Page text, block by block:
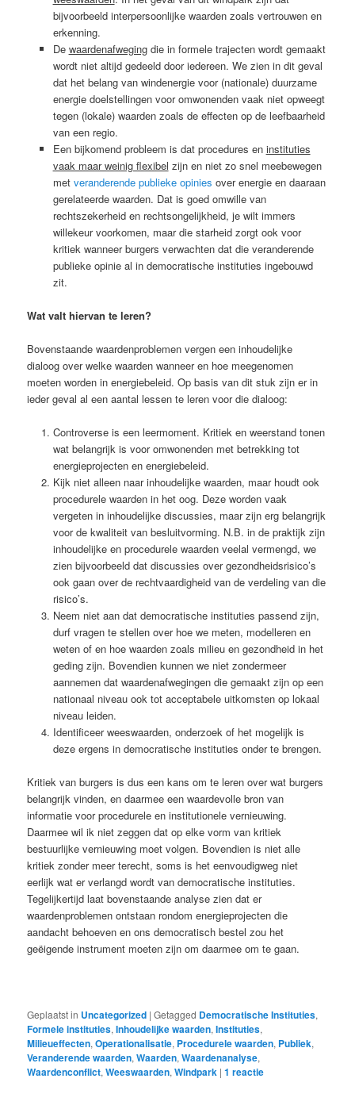
bijvoorbeeld interpersoonlijke waarden zoals vertrouwen en
erkenning.
De waardenafwegingdie in formele trajecten wordt gemaakt
wordt niet altijd gedeeld door iedereen. We zien in dit geval
dat het belang van windenergie voor (nationale) duurzame
energie doelstellingen voor omwonenden vaak niet opweegt
tegen (lokale) waarden zoals de effecten op de leefbaarheid
van een regio.
Een bijkomend probleem is dat procedures en instituties
vaak maar weinig flexibel zijn en niet zo snel meebewegen
met veranderende publieke opinies over energie en daaraan
gerelateerde waarden. Dat is goed omwille van
rechtszekerheid en rechtsongelijkheid, je wilt immers
willekeur voorkomen, maar die starheid zorgt ook voor
kritiek wanneer burgers verwachten dat die veranderende
publieke opinie al in democratische instituties ingebouwd
zit.
Wat valt hiervan te leren?
Bovenstaande waardenproblemen vergen een inhoudelijke
dialoog over welke waarden wanneer en hoe meegenomen
moeten worden in energiebeleid. Op basis van dit stuk zijn er in
ieder geval al een aantal lessen te leren voor die dialoog:
Controverse is een leermoment. Kritiek en weerstand tonen
wat belangrijk is voor omwonenden met betrekking tot
energieprojecten en energiebeleid.
Kijk niet alleen naar inhoudelijke waarden, maar houdt ook
procedurele waarden in het oog. Deze worden vaak
vergeten in inhoudelijke discussies, maar zijn erg belangrijk
voor de kwaliteit van besluitvorming. N.B. in de praktijk zijn
inhoudelijke en procedurele waarden veelal vermengd, we
zien bijvoorbeeld dat discussies over gezondheidsrisico’s
ook gaan over de rechtvaardigheid van de verdeling van die
risico’s.
Neem niet aan dat democratische instituties passend zijn,
durf vragen te stellen over hoe we meten, modelleren en
weten of en hoe waarden zoals milieu en gezondheid in het
geding zijn. Bovendien kunnen we niet zondermeer
aannemen dat waardenafwegingen die gemaakt zijn op een
nationaal niveau ook tot acceptabele uitkomsten op lokaal
niveau leiden.
Identificeer weeswaarden, onderzoek of het mogelijk is
deze ergens in democratische instituties onder te brengen.
Kritiek van burgers is dus een kans om te leren over wat burgers
belangrijk vinden, en daarmee een waardevolle bron van
informatie voor procedurele en institutionele vernieuwing.
Daarmee wil ik niet zeggen dat op elke vorm van kritiek
bestuurlijke vernieuwing moet volgen. Bovendien is niet alle
kritiek zonder meer terecht, soms is het eenvoudigweg niet
eerlijk wat er verlangd wordt van democratische instituties.
Tegelijkertijd laat bovenstaande analyse zien dat er
waardenproblemen ontstaan rondom energieprojecten die
aandacht behoeven en ons democratisch bestel zou het
geëigende instrument moeten zijn om daarmee om te gaan.
Geplaatst in Uncategorized |Getagged Democratische Instituties,
Formele instituties,Inhoudelijke waarden,Instituties,
Milieueffecten,Operationalisatie, Procedurele waarden, Publiek,
Veranderende waarden,Waarden,Waardenanalyse,
Waardenconflict,Weeswaarden,Windpark |1 reactie